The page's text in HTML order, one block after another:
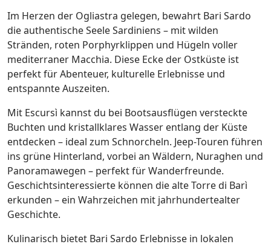
Im Herzen der Ogliastra gelegen, bewahrt Bari Sardo
die authentische Seele Sardiniens – mit wilden
Stränden, roten Porphyrklippen und Hügeln voller
mediterraner Macchia. Diese Ecke der Ostküste ist
perfekt für Abenteuer, kulturelle Erlebnisse und
entspannte Auszeiten.
Mit Escursì kannst du bei Bootsausflügen versteckte
Buchten und kristallklares Wasser entlang der Küste
entdecken – ideal zum Schnorcheln. Jeep-Touren führen
ins grüne Hinterland, vorbei an Wäldern, Nuraghen und
Panoramawegen – perfekt für Wanderfreunde.
Geschichtsinteressierte können die alte Torre di Barì
erkunden – ein Wahrzeichen mit jahrhundertealter
Geschichte.
Kulinarisch bietet Bari Sardo Erlebnisse in lokalen